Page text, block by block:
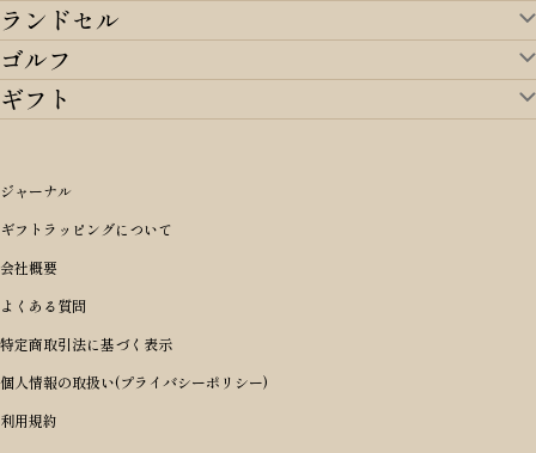
バッグ・財布TOP
すべてを見る
アイテムから選ぶ
リュックサック・デイパック・バックパック
ショルダーバッグ
ボディバッグ・ウエストバッグ
長財布
二つ折り財布
三つ折り財布
コインケース・小銭入れ
m＋ エムピウ
PORTER 吉田カバン ポーター
BRIEFING ブリーフィング
Dakota ダコタ
CLEDRAN クレドラン
aniary アニアリ
CIE シー
ランドセル
ランドセルTOP
すべてを見る
オリジナルランドセル
女の子ランドセル
男の子ランドセル
ランドセル小物・その他
レッド
ピンク
パープル(ラベンダー)
価格から選ぶ
〜49,999円
50,000円〜59,999円
60,000円〜69,999円
70,000円〜79,999円
80,000円〜
ゴルフ
ゴルフTOP
アイテムから選ぶ
キャディバッグ
ヘッドカバー
ゴルフ小物
ゴルフウェア/アクセサリー
ブランドから選ぶ
BRIEFING ブリーフィング
master-piece マスターピース
JONES ジョーンズ
木の庄帆布
ギフト
シーンから探す
誕生日
結婚祝い
出産祝い
入学・進学祝い
成人祝い
就職・栄転祝い
性別・年齢から探す
男性向け
女性向け
10代
20代
30代
予算から探す
〜4,999円
5,000円〜9,999円
10,000円〜19,999円
20,000円〜29,999円
ジャーナル
ギフトラッピングについて
会社概要
よくある質問
特定商取引法に基づく表示
個人情報の取扱い(プライバシーポリシー)
利用規約